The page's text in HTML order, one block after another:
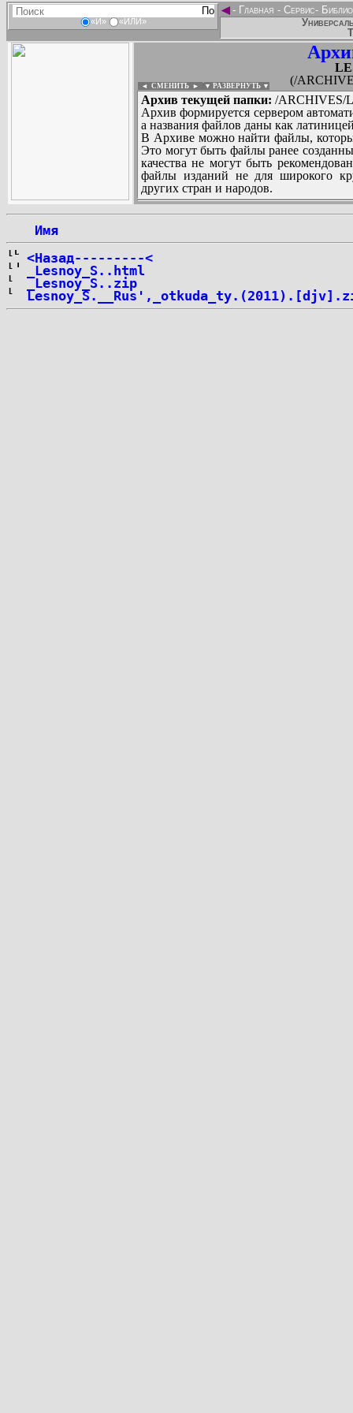
«И» «ИЛИ»
◄- Главная - Сервис-
(/
◄ СМЕНИТЬ ► ▼ РАЗВЕРНУТЬ ▼
Архив текущей папки: /ARCHIVES/
Архив формируется сервером
а названия файлов даны как
В Архиве можно найти файлы,
Это могут быть файлы ранее
качества не могут быть
файлы изданий не для широкого
других стран и народов.
Имя
<Назад---------<
_Lesnoy_S..html
_Lesnoy_S..zip